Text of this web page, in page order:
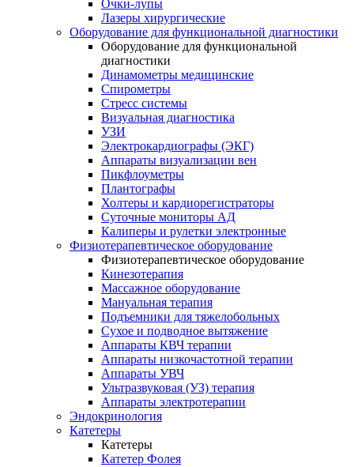
Очки-лупы
Лазеры хирургические
Оборудование для функциональной диагностики
Оборудование для функциональной
диагностики
Динамометры медицинские
Спирометры
Стресс системы
Визуальная диагностика
УЗИ
Электрокардиографы (ЭКГ)
Аппараты визуализации вен
Пикфлоуметры
Плантографы
Холтеры и кардиорегистраторы
Суточные мониторы АД
Калиперы и рулетки электронные
Физиотерапевтическое оборудование
Физиотерапевтическое оборудование
Кинезотерапия
Массажное оборудование
Мануальная терапия
Подъемники для тяжелобольных
Сухое и подводное вытяжение
Аппараты КВЧ терапии
Аппараты низкочастотной терапии
Аппараты УВЧ
Ультразвуковая (УЗ) терапия
Аппараты электротерапии
Эндокринология
Катетеры
Катетеры
Катетер Фолея